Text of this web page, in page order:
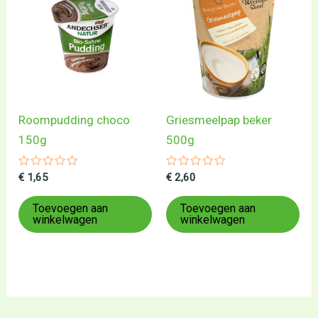
Roompudding choco
150g
Gewaardeerd
uit
5
€ 1,65
Toevoegen aan
winkelwagen
Griesmeelpap beker
500g
Gewaardeerd
uit
5
€ 2,60
Toevoegen aan
winkelwagen